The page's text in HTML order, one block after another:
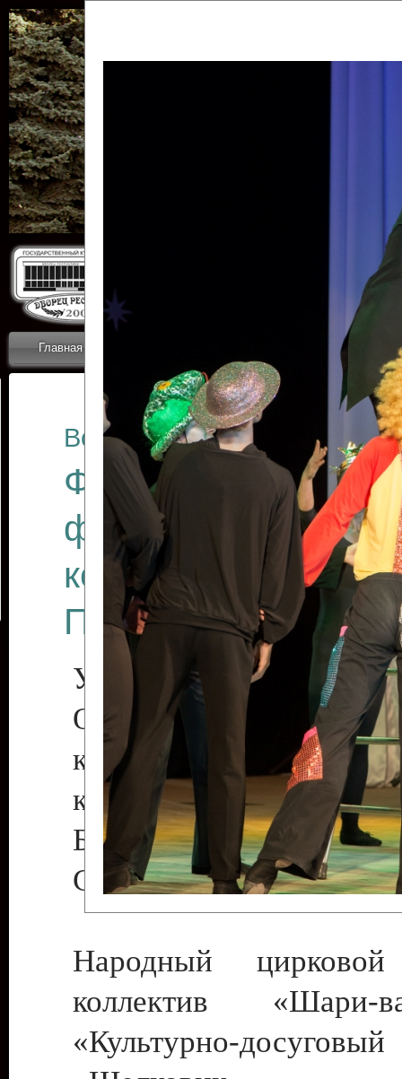
Главная Новости
ОТЧЕТЫ ГКЦ
Все отчеты
Финал
фестиваля
коллективов
Приднестровского
Участники фестиваля:
Образцовый
коллектив
культуры с.
Бендеры ,
Светлана Георгиевна
Народный цирковой
коллектив
«Культурно-